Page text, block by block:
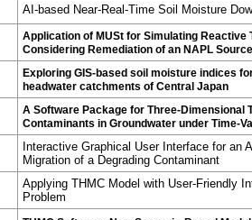
AI-based Near-Real-Time Soil Moisture
Application of MUSt for Simulating
Considering Remediation of an NAPL
Exploring GIS-based soil moisture indices
headwater catchments of Central Japan
A Software Package for Three-Dimensional
Contaminants in Groundwater under Time-
Interactive Graphical User Interface for an
Migration of a Degrading Contaminant
Applying THMC Model with User-Friendly
Problem